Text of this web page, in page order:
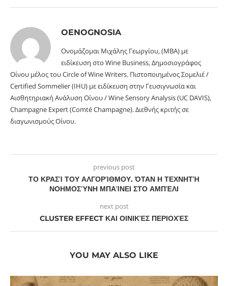
OENOGNOSIA
Ονομάζομαι Μιχάλης Γεωργίου, (MBA) με
ειδίκευση στο Wine Business, Δημοσιογράφος
Οίνου μέλος του Circle of Wine Writers. Πιστοποιημένος Σομελιέ /
Certified Sommelier (IHU) με ειδίκευση στην Γευσιγνωσία και
Αισθητηριακή Ανάλυση Οίνου / Wine Sensory Analysis (UC DAVIS),
Champagne Expert (Comté Champagne). Διεθνής κριτής σε
διαγωνισμούς Οίνου.
previous post
ΤΟ ΚΡΑΣΊ ΤΟΥ ΑΛΓΟΡΊΘΜΟΥ. ΌΤΑΝ Η ΤΕΧΝΗΤΉ
ΝΟΗΜΟΣΎΝΗ ΜΠΑΊΝΕΙ ΣΤΟ ΑΜΠΈΛΙ
next post
CLUSTER EFFECT ΚΑΙ ΟΙΝΙΚΈΣ ΠΕΡΙΟΧΈΣ
YOU MAY ALSO LIKE